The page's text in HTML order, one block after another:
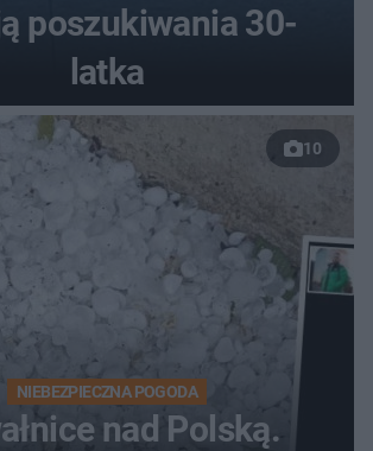
poszukiwania 30-
latka
10
NIEBEZPIECZNA POGODA
nad Polską.